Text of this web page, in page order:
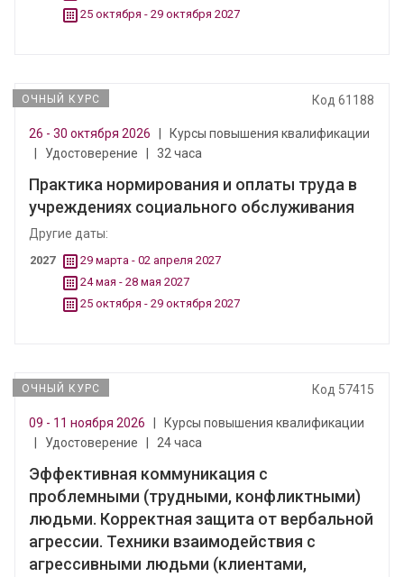
25 октября - 29 октября 2027
ОЧНЫЙ КУРС Код 61188
26 - 30 октября 2026
Курсы повышения квалификации
Удостоверение 32 часа
Практика нормирования и оплаты труда в
учреждениях социального обслуживания
Другие даты:
2027
29 марта - 02 апреля 2027
24 мая - 28 мая 2027
25 октября - 29 октября 2027
ОЧНЫЙ КУРС Код 57415
09 - 11 ноября 2026
Курсы повышения квалификации
Удостоверение 24 часа
Эффективная коммуникация с
проблемными (трудными, конфликтными)
людьми. Корректная защита от вербальной
агрессии. Техники взаимодействия с
агрессивными людьми (клиентами,